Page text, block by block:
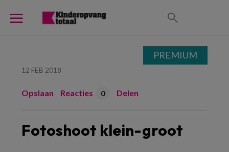
12 FEB 2018
Opslaan Reacties 0 Delen
Fotoshoot klein-groot
PREMIUM